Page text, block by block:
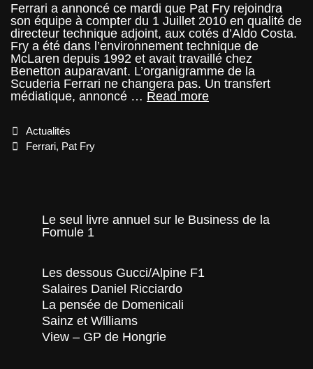
Ferrari a annoncé ce mardi que Pat Fry rejoindra
son équipe à compter du 1 Juillet 2010 en qualité de
directeur technique adjoint, aux cotés d’Aldo Costa.
Fry a été dans l’environnement technique de
McLaren depuis 1992 et avait travaillé chez
Benetton auparavant. L’organigramme de la
Scuderia Ferrari ne changera pas. Un transfert
médiatique, annoncé … Read moreF1
Categories
Actualités
Tags
Ferrari, Pat Fry
Le seul livre annuel sur le Business de la
Fomule 1
Les dessous Gucci/Alpine F1
Salaires Daniel Ricciardo
La pensée de Domenicali
Sainz et Williams
View – GP de Hongrie